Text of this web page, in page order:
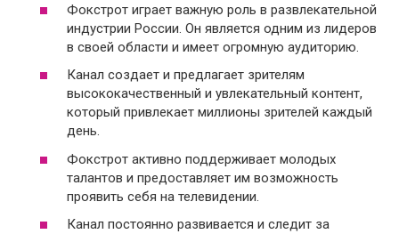
Фокстрот играет важную роль в развлекательной
индустрии России. Он является одним из лидеров
в своей области и имеет огромную аудиторию.
Канал создает и предлагает зрителям
высококачественный и увлекательный контент,
который привлекает миллионы зрителей каждый
день.
Фокстрот активно поддерживает молодых
талантов и предоставляет им возможность
проявить себя на телевидении.
Канал постоянно развивается и следит за